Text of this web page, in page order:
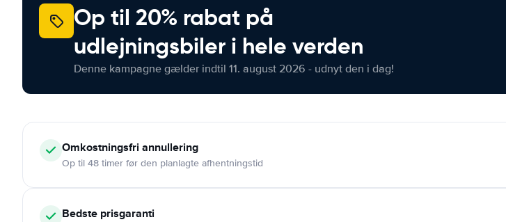
Op til 20% rabat på
udlejningsbiler i hele verden
Denne kampagne gælder indtil 11. august 2026 - udnyt den i dag!
Omkostningsfri annullering
Op til 48 timer før den planlagte afhentningstid
Bedste prisgaranti